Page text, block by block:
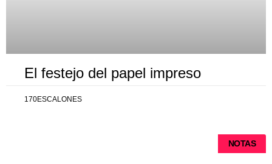
El festejo del papel impreso
170ESCALONES
NOTAS